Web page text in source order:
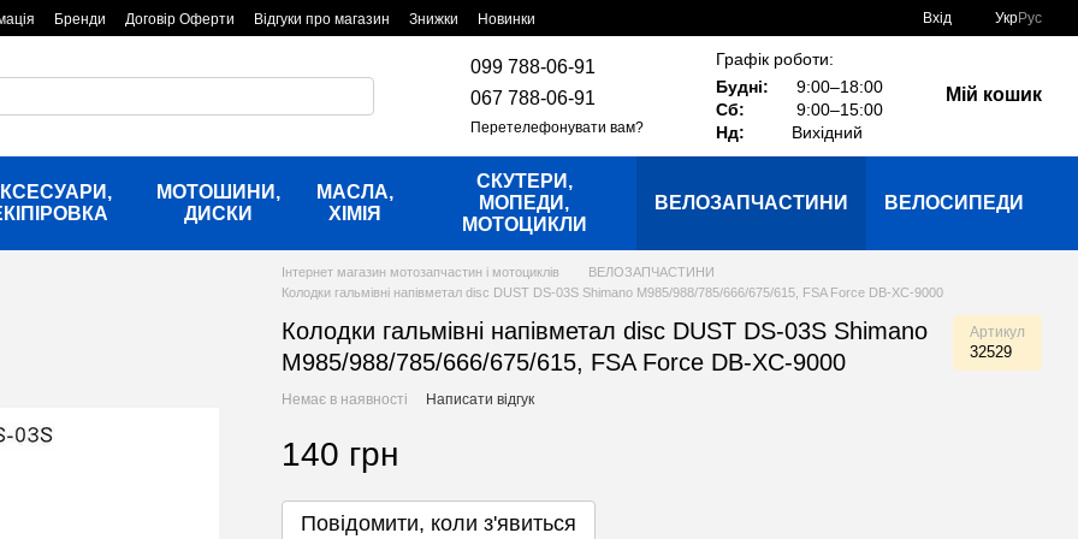
Бренди Договір Оферти Відгуки про магазин Знижки Новинки Вхід УкрРус
099 788-06-91
067 788-06-91
Перетелефонувати вам?
Графік роботи:
Будні:
9:00–18:00
Сб:
9:00–15:00
Нд:
Вихідний
Мій кошик
МОТОШИНИ,
ДИСКИ
МАСЛА,
ХІМІЯ
СКУТЕРИ,
МОПЕДИ,
МОТОЦИКЛИ
ВЕЛОЗАПЧАСТИНИ ВЕЛОСИПЕДИ
Інтернет магазин мотозапчастин і мотоциклів
ВЕЛОЗАПЧАСТИНИ
Колодки гальмівні напівметал disc DUST DS-03S Shimano M985/988/785/666/675/615, FSA Force DB-XC-9000
Колодки гальмівні напівметал disc DUST DS-03S Shimano
M985/988/785/666/675/615, FSA Force DB-XC-9000
Артикул
32529
Немає в наявності Написати відгук
140 грн
Повідомити, коли з'явиться